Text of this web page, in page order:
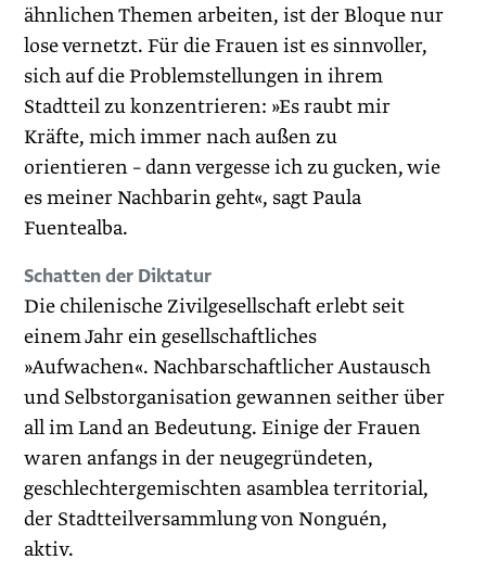
ähnlichen Themen arbeiten, ist der Bloque nur
lose vernetzt. Für die Frauen ist es sinnvoller,
sich auf die Problemstellungen in ihrem
Stadtteil zu konzentrieren: »Es raubt mir
Kräfte, mich immer nach außen zu
orientieren – dann vergesse ich zu gucken, wie
es meiner Nachbarin geht«, sagt Paula
Fuentealba.
Schatten der Diktatur
Die chilenische Zivilgesellschaft erlebt seit
einem Jahr ein gesellschaftliches
»Aufwachen«. Nachbarschaftlicher Austausch
und Selbstorganisation gewannen seither über
all im Land an Bedeutung. Einige der Frauen
waren anfangs in der neugegründeten,
geschlechtergemischten asamblea territorial,
der Stadtteilversammlung von Nonguén,
aktiv.